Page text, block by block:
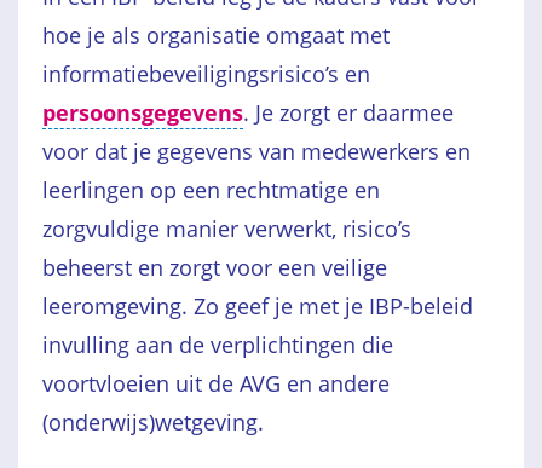
hoe je als organisatie omgaat met
informatiebeveiligingsrisico’s en
persoonsgegevens. Je zorgt er daarmee
voor dat je gegevens van medewerkers en
leerlingen op een rechtmatige en
zorgvuldige manier verwerkt, risico’s
beheerst en zorgt voor een veilige
leeromgeving. Zo geef je met je IBP-beleid
invulling aan de verplichtingen die
voortvloeien uit de AVG en andere
(onderwijs)wetgeving.